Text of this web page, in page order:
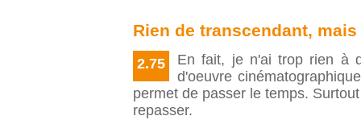
Rien de transcendant,
2.75
En fait, je n'ai trop rien à
d'oeuvre
permet de passer le temps.
repasser.